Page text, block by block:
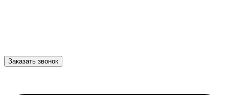
Заказать звонок